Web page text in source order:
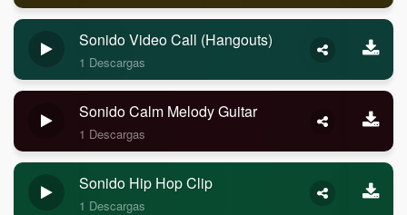
Sonido Video Call (Hangouts)
1 Descargas
Sonido Calm Melody Guitar
1 Descargas
Sonido Hip Hop Clip
1 Descargas